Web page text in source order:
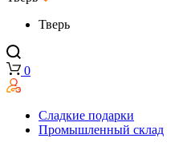
Тверь
0
Сладкие подарки
Промышленный склад